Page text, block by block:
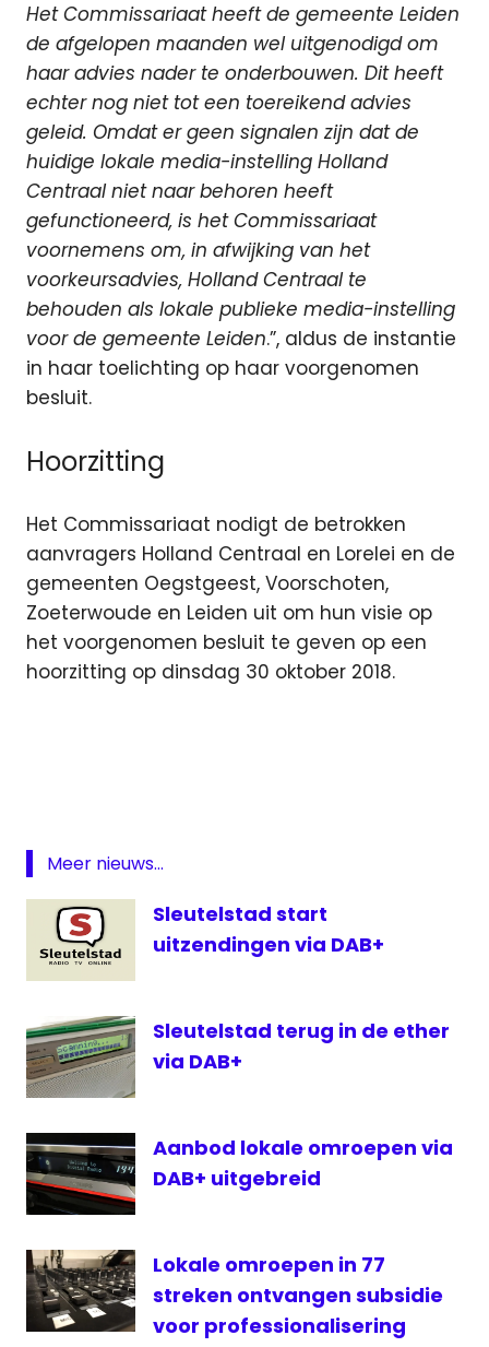
Het Commissariaat heeft de gemeente Leiden
de afgelopen maanden wel uitgenodigd om
haar advies nader te onderbouwen. Dit heeft
echter nog niet tot een toereikend advies
geleid. Omdat er geen signalen zijn dat de
huidige lokale media-instelling Holland
Centraal niet naar behoren heeft
gefunctioneerd, is het Commissariaat
voornemens om, in afwijking van het
voorkeursadvies, Holland Centraal te
behouden als lokale publieke media-instelling
voor de gemeente Leiden.”, aldus de instantie
in haar toelichting op haar voorgenomen
besluit.
Hoorzitting
Het Commissariaat nodigt de betrokken
aanvragers Holland Centraal en Lorelei en de
gemeenten Oegstgeest, Voorschoten,
Zoeterwoude en Leiden uit om hun visie op
het voorgenomen besluit te geven op een
hoorzitting op dinsdag 30 oktober 2018.
Sleutelstad
Unity
FM
TV
Voorschorten
Zoeterwoude
Meer nieuws...
Sleutelstad start
uitzendingen via DAB+
Sleutelstad terug in de ether
via DAB+
Aanbod lokale omroepen via
DAB+ uitgebreid
Lokale omroepen in 77
streken ontvangen subsidie
voor professionalisering